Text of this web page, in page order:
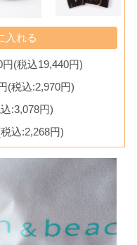
(税込19,440円)
(税込:2,970円)
:3,078円)
込:2,268円)